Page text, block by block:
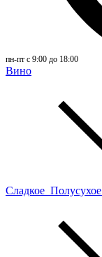
пн-пт с 9:00 до 18:00
Вино
Сладкое Полусухое